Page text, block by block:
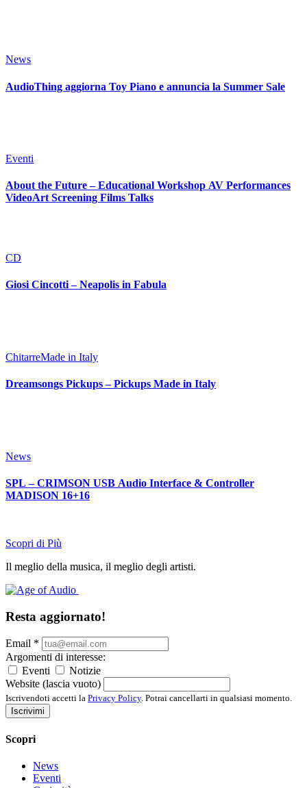
News
AudioThing aggiorna Toy Piano e annuncia la Summer Sale
Eventi
About the Future – Educational Workshop AV Performances
VideoArt Screening Films Talks
CD
Giosi Cincotti – Neapolis in Fabula
ChitarreMade in Italy
Dreamsongs Pickups – Pickups Made in Italy
News
SPL – CRIMSON USB Audio Interface & Controller
MADISON 16+16
Scopri di Più
Il meglio della musica, il meglio degli artisti.
Resta aggiornato!
Email *
Argomenti di interesse:
Eventi
Notizie
Website (lascia vuoto)
Iscrivendoti accetti la Privacy Policy. Potrai cancellarti in qualsiasi momento.
Iscrivimi
Scopri
News
Eventi